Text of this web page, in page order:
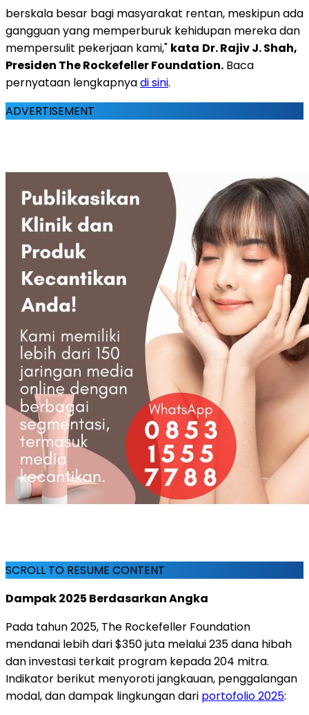
berskala besar bagi masyarakat rentan, meskipun ada
gangguan yang memperburuk kehidupan mereka dan
mempersulit pekerjaan kami," kata Dr. Rajiv J. Shah,
Presiden The Rockefeller Foundation. Baca
pernyataan lengkapnyadi sini.
ADVERTISEMENT
SCROLL TO RESUME CONTENT
Dampak 2025 Berdasarkan Angka
Pada tahun 2025, The Rockefeller Foundation
mendanai lebih dari $350 juta melalui 235 dana hibah
dan investasi terkait program kepada 204 mitra.
Indikator berikut menyoroti jangkauan, penggalangan
modal, dan dampak lingkungan dari portofolio 2025: